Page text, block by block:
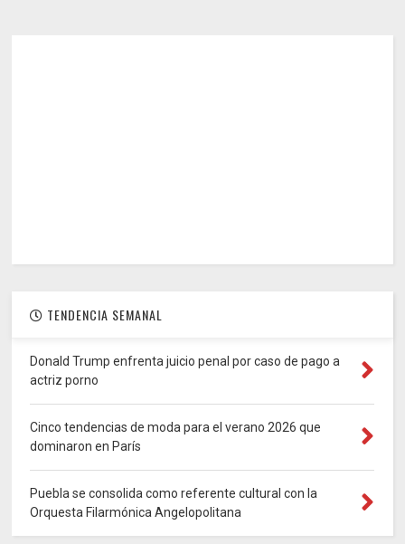
TENDENCIA SEMANAL
Donald Trump enfrenta juicio penal por caso de pago a
actriz porno
Cinco tendencias de moda para el verano 2026 que
dominaron en París
Puebla se consolida como referente cultural con la
Orquesta Filarmónica Angelopolitana